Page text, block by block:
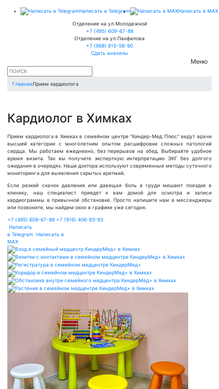
Написать в Telegram Написать в MAX
Отделение на ул.Молодежной
+7 (495) 609-67-88
Отделение на ул.Панфилова
+7 (968) 815-58-90
Сдать анализы
Меню
ГлавнаяПрием кардиолога
Кардиолог в Химках
Прием кардиолога в Химках в семейном центре "Киндер-Мед Плюс" ведут врачи
высшей категории с многолетним опытом расшифровки сложных патологий
сердца. Мы работаем ежедневно, без перерывов на обед. Выбирайте удобное
время визита. Так вы получите экспертную интерпретацию ЭКГ без долгого
ожидания в очередях. Наши доктора используют современные методы суточного
мониторинга для выявления скрытых аритмий.
Если резкий скачок давления или давящая боль в груди мешают поездке в
клинику, наш специалист приедет к вам домой для осмотра и записи
кардиограммы в привычной обстановке. Просто напишите нам в мессенджеры
или позвоните, мы найдем окно в графике уже сегодня.
+7 (495) 609-67-88 +7 (916) 406-83-93
Написать
в Telegram
Написать в
MAX